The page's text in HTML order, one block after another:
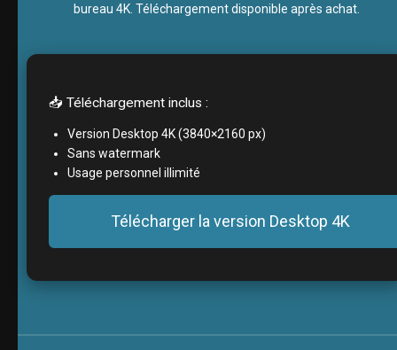
bureau 4K. Téléchargement disponible après achat.
📥 Téléchargement inclus :
Version Desktop 4K (3840×2160 px)
Sans watermark
Usage personnel illimité
Télécharger la version Desktop 4K